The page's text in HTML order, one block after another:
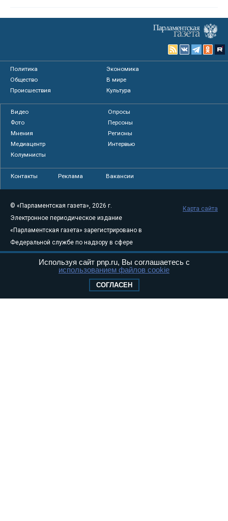
Политика
Экономика
Общество
В мире
Происшествия
Культура
Видео
Опросы
Фото
Персоны
Мнения
Регионы
Медиацентр
Интервью
Колумнисты
Контакты Реклама Вакансии
© «Парламентская газета», 2026 г.
Электронное периодическое издание
«Парламентская газета» зарегистрировано в
Федеральной службе по надзору в сфере
связи, информационных технологий и
массовых коммуникаций (Роскомнадзор) 05
Свидетельство о регистрации Эл № ФС77-
Карта сайта
Используя сайт pnp.ru, Вы соглашаетесь с
использованием файлов cookie
СОГЛАСЕН